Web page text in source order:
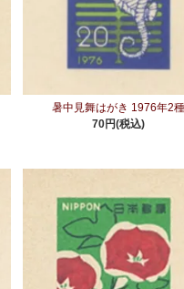
暑中見舞はがき 1976年2種
70円(税込)